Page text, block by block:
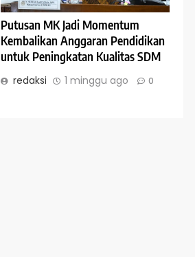
Putusan MK Jadi Momentum
Kembalikan Anggaran Pendidikan
untuk Peningkatan Kualitas SDM
redaksi 1 minggu ago 0